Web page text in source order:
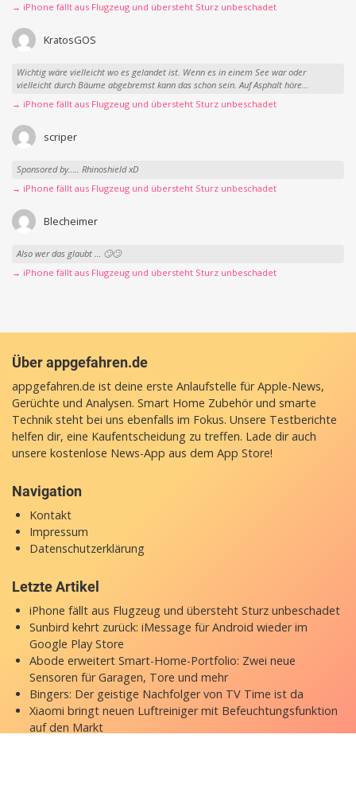
→ iPhone fällt aus Flugzeug und übersteht Sturz unbeschadet
KratosGOS
Wichtig wäre vielleicht wo es gelandet ist. Wenn es in einem See war oder
vielleicht durch Bäume abgebremst kann das schon sein. Auf Asphalt höre...
→ iPhone fällt aus Flugzeug und übersteht Sturz unbeschadet
scriper
Sponsored by….. Rhinoshield xD
→ iPhone fällt aus Flugzeug und übersteht Sturz unbeschadet
Blecheimer
Also wer das glaubt … 🙄🙄
→ iPhone fällt aus Flugzeug und übersteht Sturz unbeschadet
Über appgefahren.de
appgefahren.de ist deine erste Anlaufstelle für Apple-News,
Gerüchte und Analysen. Smart Home Zubehör und smarte
Technik steht bei uns ebenfalls im Fokus. Unsere Testberichte
helfen dir, eine Kaufentscheidung zu treffen. Lade dir auch
unsere kostenlose News-App aus dem App Store!
Navigation
Kontakt
Impressum
Datenschutzerklärung
Letzte Artikel
iPhone fällt aus Flugzeug und übersteht Sturz unbeschadet
Sunbird kehrt zurück: iMessage für Android wieder im
Google Play Store
Abode erweitert Smart-Home-Portfolio: Zwei neue
Sensoren für Garagen, Tore und mehr
Bingers: Der geistige Nachfolger von TV Time ist da
Xiaomi bringt neuen Luftreiniger mit Befeuchtungsfunktion
auf den Markt